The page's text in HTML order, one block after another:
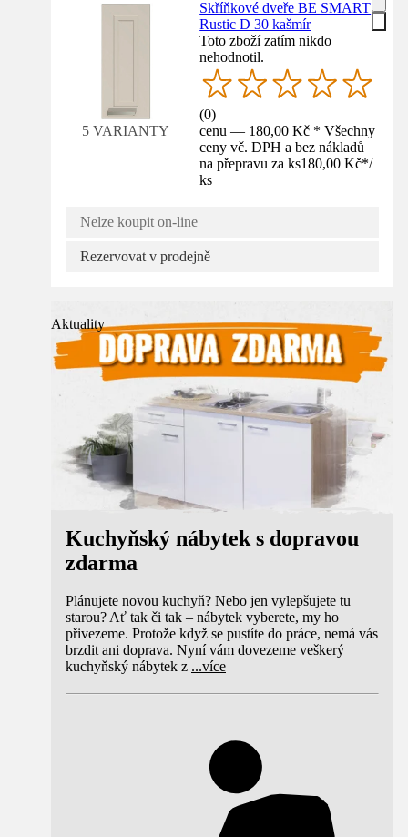
5 VARIANTY
Skříňkové dveře BE SMART
Rustic D 30 kašmír
Toto zboží zatím nikdo
nehodnotil.
(0)
cenu — 180,00 Kč * Všechny
ceny vč. DPH a bez nákladů
na přepravu za ks180,00 Kč*/
ks
Nelze koupit on-line
Rezervovat v prodejně
Aktuality
Kuchyňský nábytek s dopravou
zdarma
Plánujete novou kuchyň? Nebo jen vylepšujete tu
starou? Ať tak či tak – nábytek vyberete, my ho
přivezeme. Protože když se pustíte do práce, nemá vás
brzdit ani doprava. Nyní vám dovezeme veškerý
kuchyňský nábytek z ...více